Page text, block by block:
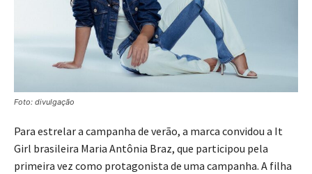
Foto: divulgação
Para estrelar a campanha de verão, a marca convidou a It
Girl brasileira Maria Antônia Braz, que participou pela
primeira vez como protagonista de uma campanha. A filha